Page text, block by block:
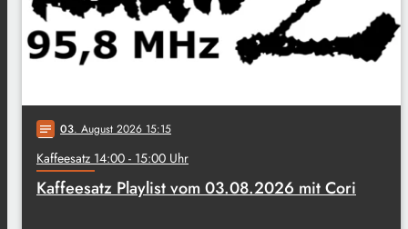
notes 03. August 2026 15:15
Kaffeesatz 14:00 - 15:00 Uhr
Kaffeesatz Playlist vom 03.08.2026 mit Cori